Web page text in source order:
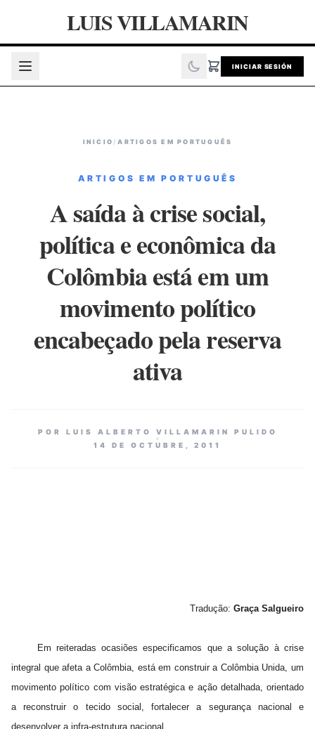
LUIS VILLAMARIN
INICIAR SESIÓN
INICIO /ARTIGOS EM PORTUGUÊS
ARTIGOS EM PORTUGUÊS
A saída à crise social,
política e econômica da
Colômbia está em um
movimento político
encabeçado pela reserva
ativa
POR LUIS ALBERTO VILLAMARIN PULIDO
14 DE OCTUBRE, 2011
Tradução: Graça Salgueiro
Em reiteradas ocasiões especificamos que a solução à crise
integral que afeta a Colômbia, está em construir a Colômbia Unida, um
movimento político com visão estratégica e ação detalhada, orientado
a reconstruir o tecido social, fortalecer a segurança nacional e
desenvolver a infra-estrutura nacional.